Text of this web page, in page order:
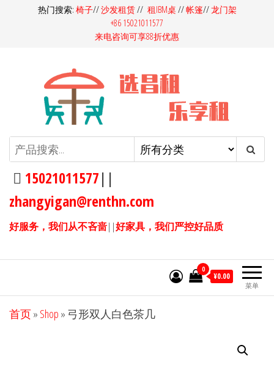
热门搜索: 椅子//沙发租赁// 租IBM桌 //帐篷//龙门架
+86 15021011577
来电咨询可享88折优惠
昌租会务家具租赁-桌椅租赁-高档
沙发租赁-吧桌吧椅租赁-展览展会
家具租赁
昌租会务一站式家具租赁平
台，多快好省选昌租会务！同
15021011577||
zhangyigan@renthn.com
好服务，我们从不吝啬||好家具，我们严控好品质
菜单
0
¥0.00
首页» Shop » 弓形双人白色茶几